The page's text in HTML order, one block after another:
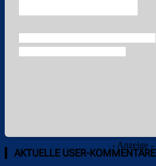
- Anzeige -
AKTUELLE USER-KOMMENTARE